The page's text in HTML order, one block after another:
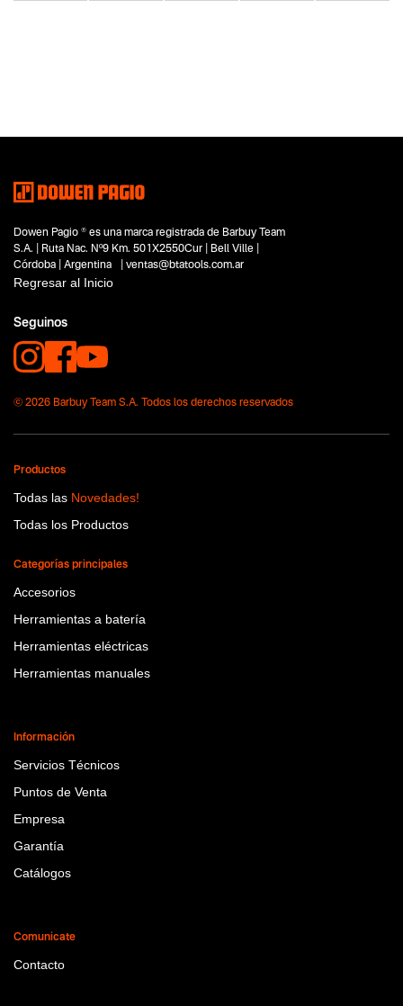
Segmentos - pendiente
Capacidad
No items found.
Funcion o uso
No items found.
Tecnologia
No items found.
Dowen Pagio ® es una marca registrada de Barbuy Team
S.A. | Ruta Nac. Nº9 Km. 501X2550Cur | Bell Ville |
Córdoba | Argentina | ventas@btatools.com.ar
Regresar al Inicio
Seguinos
© 2026 Barbuy Team S.A. Todos los derechos reservados
Productos
Todas las Novedades!
Todas los Productos
Categorías principales
Accesorios
Herramientas a batería
Herramientas eléctricas
Herramientas manuales
Información
Servicios Técnicos
Puntos de Venta
Empresa
Garantía
Catálogos
Comunicate
Contacto